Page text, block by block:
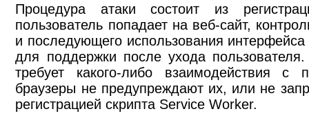
Процедура атаки состоит из
пользователь попадает на веб-сайт,
и последующего использования
для поддержки после ухода
требует какого-либо взаимодействия с
браузеры не предупреждают их, или не
регистрацией скрипта Service Worker.